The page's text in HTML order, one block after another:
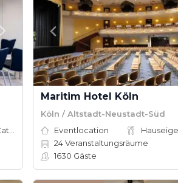
Maritim Hotel Köln
Köln / Altstadt-Neustadt-Süd
Eventlocation
24Veranstaltungsräume
1630 Gäste